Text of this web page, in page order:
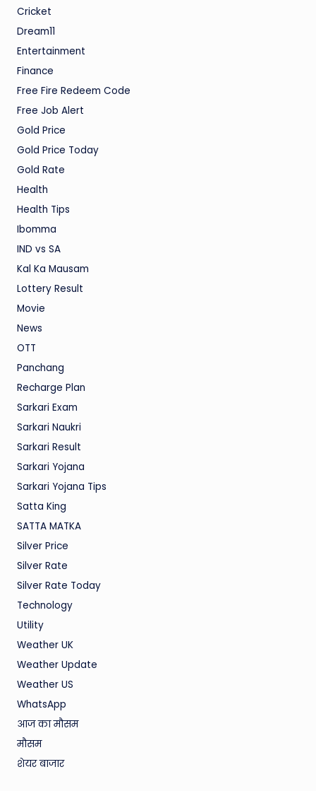
Cricket
Dream11
Entertainment
Finance
Free Fire Redeem Code
Free Job Alert
Gold Price
Gold Price Today
Gold Rate
Health
Health Tips
Ibomma
IND vs SA
Kal Ka Mausam
Lottery Result
Movie
News
OTT
Panchang
Recharge Plan
Sarkari Exam
Sarkari Naukri
Sarkari Result
Sarkari Yojana
Sarkari Yojana Tips
Satta King
SATTA MATKA
Silver Price
Silver Rate
Silver Rate Today
Technology
Utility
Weather UK
Weather Update
Weather US
WhatsApp
आज का मौसम
मौसम
शेयर बाजार